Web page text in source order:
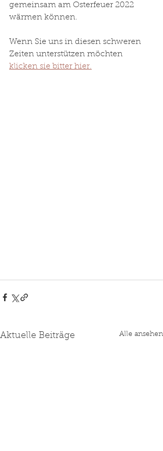
gemeinsam am Osterfeuer 2022
wärmen können.
Wenn Sie uns in diesen schweren
Zeiten unterstützen möchten
klicken sie bitter hier.
Aktuelle Beiträge Alle ansehen